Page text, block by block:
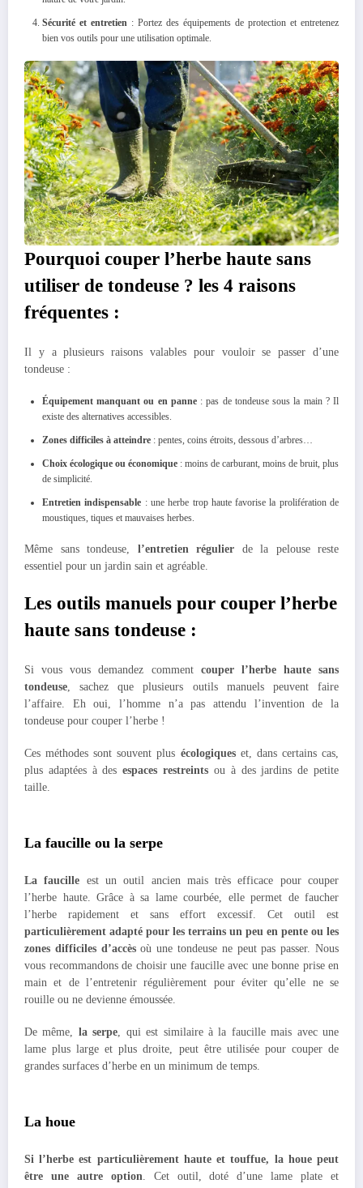
Sécurité et entretien : Portez des équipements de protection et entretenez
bien vos outils pour une utilisation optimale.
Pourquoi couper l’herbe haute sans
utiliser de tondeuse ? les 4 raisons
fréquentes :
Il y a plusieurs raisons valables pour vouloir se passer d’une
tondeuse :
Équipement manquant ou en panne: pas de tondeuse sous la main ? Il
existe des alternatives accessibles.
Zones difficiles à atteindre : pentes, coins étroits, dessous d’arbres…
Choix écologique ou économique : moins de carburant, moins de bruit, plus
de simplicité.
Entretien indispensable : une herbe trop haute favorise la prolifération de
moustiques, tiques et mauvaises herbes.
Même sans tondeuse, l’entretien régulier de la pelouse reste
essentiel pour un jardin sain et agréable.
Les outils manuels pour couper l’herbe
haute sans tondeuse :
Si vous vous demandez comment couper l’herbe haute sans
tondeuse, sachez que plusieurs outils manuels peuvent faire
l’affaire. Eh oui, l’homme n’a pas attendu l’invention de la
tondeuse pour couper l’herbe !
Ces méthodes sont souvent plus écologiqueset, dans certains cas,
plus adaptées à des espaces restreints ou à des jardins de petite
taille.
La faucille ou la serpe
La faucille est un outil ancien mais très efficace pour couper
l’herbe haute. Grâce à sa lame courbée, elle permet de faucher
l’herbe rapidement et sans effort excessif. Cet outil est
particulièrement adapté pour les terrains un peu en pente ou les
zones difficiles d’accèsoù une tondeuse ne peut pas passer. Nous
vous recommandons de choisir une faucille avec une bonne prise en
main et de l’entretenir régulièrement pour éviter qu’elle ne se
rouille ou ne devienne émoussée.
De même, la serpe, qui est similaire à la faucille mais avec une
lame plus large et plus droite, peut être utilisée pour couper de
grandes surfaces d’herbe en un minimum de temps.
La houe
Si l’herbe est particulièrement haute et touffue, la houe peut
être une autre option. Cet outil, doté d’une lame plate et